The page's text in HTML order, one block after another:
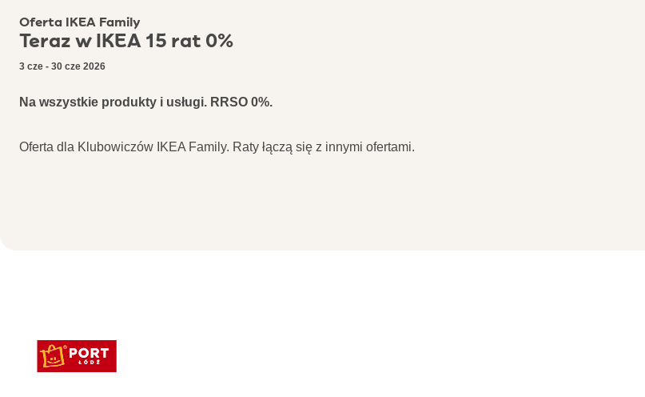
Oferta IKEA Family
Teraz w IKEA 15 rat 0%
3 cze - 30 cze 2026
Na wszystkie produkty i usługi. RRSO 0%.
Oferta dla Klubowiczów IKEA Family. Raty łączą się z innymi ofertami.